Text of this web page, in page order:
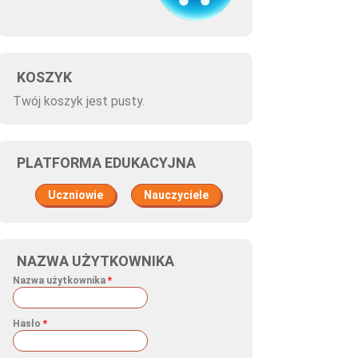
KOSZYK
Twój koszyk jest pusty.
PLATFORMA EDUKACYJNA
Uczniowie Nauczyciele
NAZWA UŻYTKOWNIKA
Nazwa użytkownika *
Hasło *